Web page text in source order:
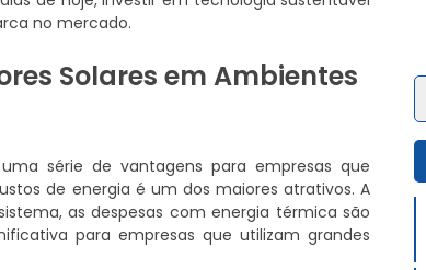
no mercado.
Solares em Ambientes
série de vantagens para empresas que
de energia é um dos maiores atrativos. A
as despesas com energia térmica são
para empresas que utilizam grandes